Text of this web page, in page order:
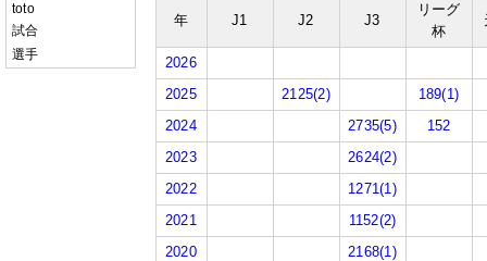
toto
試合
選手
年 J1 J2 J3
リーグ
杯
2026
2025
2125(2)
189(1)
2024
2735(5)
152
2023
2624(2)
2022
1271(1)
2021
1152(2)
2020
2168(1)